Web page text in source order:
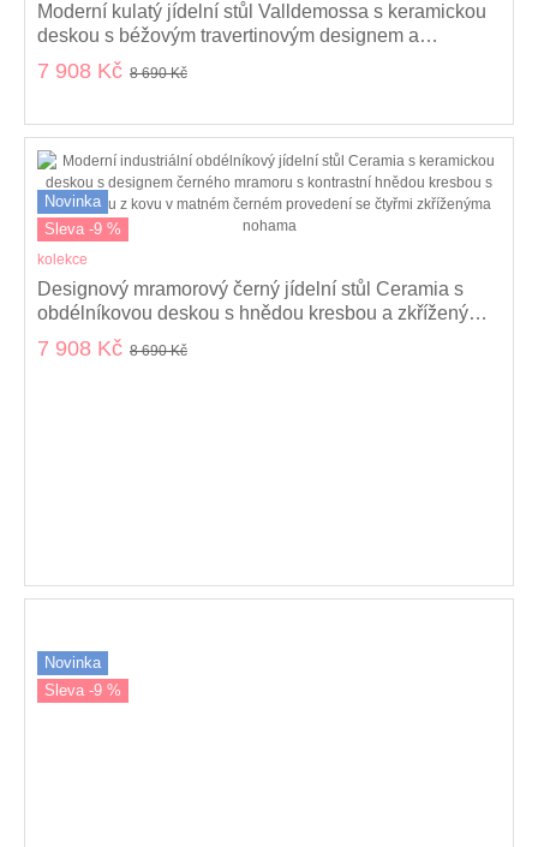
Moderní kulatý jídelní stůl Valldemossa s keramickou
deskou s béžovým travertinovým designem a
překříženýma nohama 120 cm
7 908 Kč 8 690 Kč
Novinka
Sleva -9 %
kolekce
Designový mramorový černý jídelní stůl Ceramia s
obdélníkovou deskou s hnědou kresbou a zkříženýma
nohama 160 cm
7 908 Kč 8 690 Kč
Novinka
Sleva -9 %